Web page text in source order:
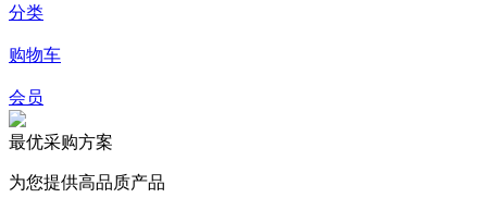
分类
购物车
会员
最优采购方案
为您提供高品质产品